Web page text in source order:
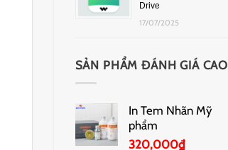
Drive
17/07/2025
SẢN PHẨM ĐÁNH GIÁ CAO
In Tem Nhãn Mỹ
phẩm
320,000₫